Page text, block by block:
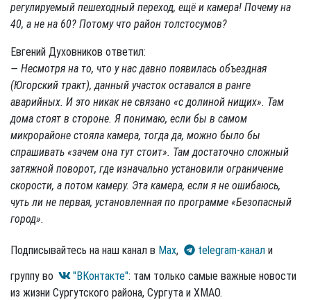
регулируемый пешеходный переход, ещё и камера! Почему на
40, а не на 60? Потому что район толстосумов?
Евгений Духовников ответил:
— Несмотря на то, что у нас давно появилась объездная
(Югорский тракт), данный участок оставался в ранге
аварийных. И это никак не связано «с долиной нищих». Там
дома стоят в стороне. Я понимаю, если бы в самом
микрорайоне стояла камера, тогда да, можно было бы
спрашивать «зачем она тут стоит». Там достаточно сложный
затяжной поворот, где изначально установили ограничение
скорости, а потом камеру. Эта камера, если я не ошибаюсь,
чуть ли не первая, установленная по программе «Безопасный
город».
Подписывайтесь на наш канал в Max, telegram-канал и
группу во
"ВКонтакте": там только самые важные новости
из жизни Сургутского района, Сургута и ХМАО.